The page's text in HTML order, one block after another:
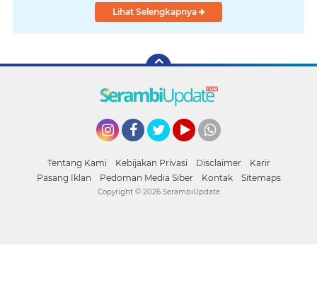
Lihat Selengkapnya
Tentang Kami Kebijakan Privasi Disclaimer
Karir
Pasang Iklan
Pedoman Media Siber Kontak Sitemaps
Copyright © 2026 SerambiUpdate